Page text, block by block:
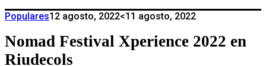
Populares12 agosto, 2022<11 agosto, 2022
Nomad Festival Xperience 2022 en
Riudecols